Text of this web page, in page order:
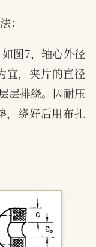
：
图7，轴心外径
宜，夹片的直径
层排绕。因耐压
，绕好后用布扎